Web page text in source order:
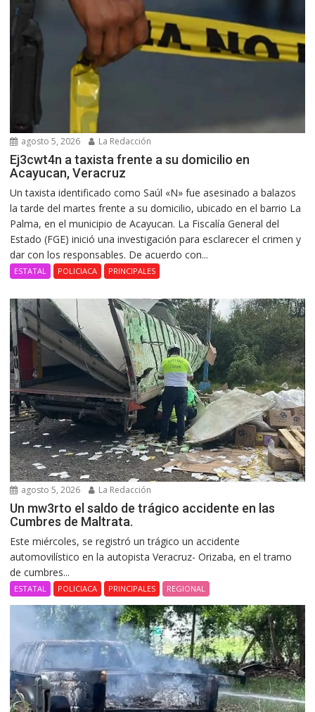
agosto 5, 2026 La Redacción
Ej3cwt4n a taxista frente a su domicilio en
Acayucan, Veracruz
Un taxista identificado como Saúl «N» fue asesinado a balazos
la tarde del martes frente a su domicilio, ubicado en el barrio La
Palma, en el municipio de Acayucan. La Fiscalía General del
Estado (FGE) inició una investigación para esclarecer el crimen y
dar con los responsables. De acuerdo con...
ESTATAL POLICIACA PRINCIPALES
agosto 5, 2026 La Redacción
Un mw3rto el saldo de trágico accidente en las
Cumbres de Maltrata.
Este miércoles, se registró un trágico un accidente
automovilístico en la autopista Veracruz- Orizaba, en el tramo
de cumbres...
ESTATAL POLICIACA PRINCIPALES REGIONAL